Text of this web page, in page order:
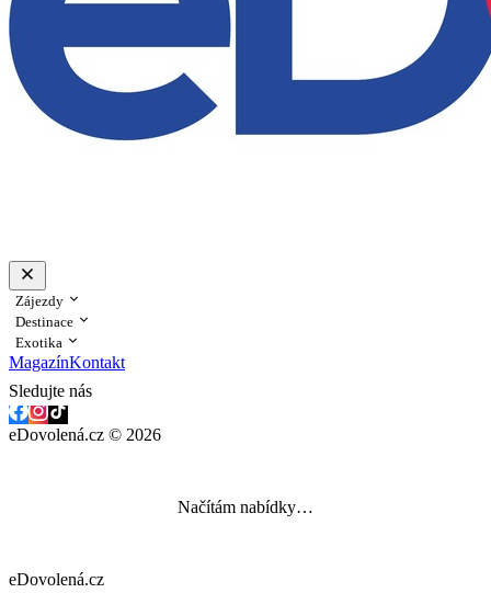
Zájezdy
Destinace
Exotika
MagazínKontakt
Sledujte nás
eDovolená.cz © 2026
Načítám nabídky…
eDovolená.cz